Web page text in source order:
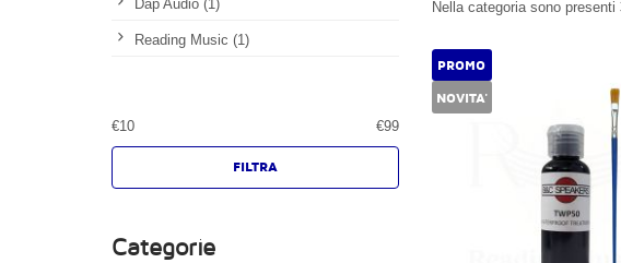
Dap Audio (1)
Reading Music (1)
€10 €99
Categorie
Nella categoria sono presenti
PROMO
NOVITA'